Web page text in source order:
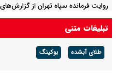
روایت فرمانده سپاه تهران از
اسرائیل» درباره بسیج
تبلیغات متنی
طلای آبشده بوکینگ